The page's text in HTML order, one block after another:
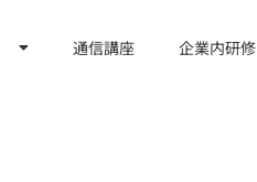
通信講座 企業内研修